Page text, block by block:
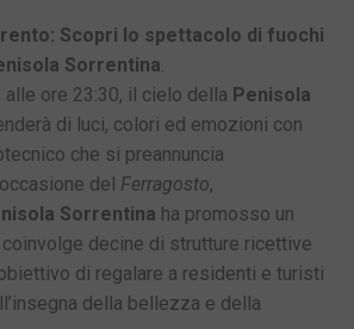
Scopri lo spettacolo di fuochi
Sorrentina.
, alle ore 23:30, il cielo della Penisola
di luci, colori ed emozioni con
che si preannuncia
del Ferragosto,
Sorrentina ha promosso un
decine di strutture ricettive
di regalare a residenti e turisti
della bellezza e della